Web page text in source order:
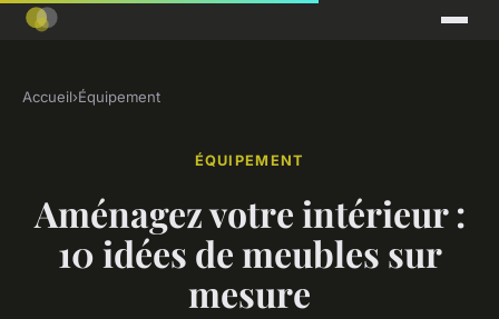
Accueil›Équipement
ÉQUIPEMENT
Aménagez votre intérieur :
10 idées de meubles sur
mesure